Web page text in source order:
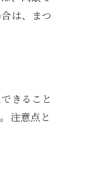
は、まつ
きること
注意点と